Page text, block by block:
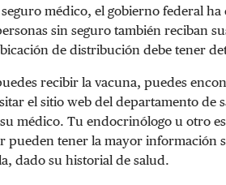
médico, el gobierno federal
sin seguro también reciban
de distribución debe tener
recibir la vacuna, puedes
el sitio web del departamento de
médico. Tu endocrinólogo u otro
pueden tener la mayor información
dado su historial de salud.